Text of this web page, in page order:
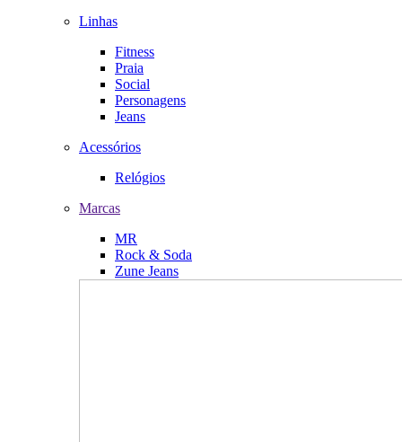
Linhas
Fitness
Praia
Social
Personagens
Jeans
Acessórios
Relógios
Marcas
MR
Rock & Soda
Zune Jeans